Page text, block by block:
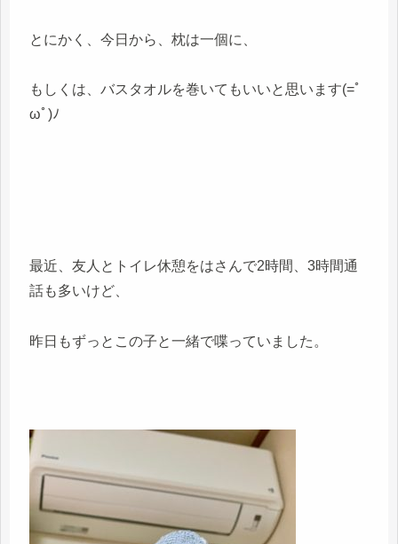
とにかく、今日から、枕は一個に、
もしくは、バスタオルを巻いてもいいと思います(=ﾟ
ωﾟ)ﾉ
最近、友人とトイレ休憩をはさんで2時間、3時間通
話も多いけど、
昨日もずっとこの子と一緒で喋っていました。